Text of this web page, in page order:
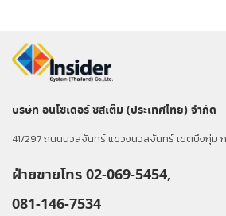
บริษัท อินไซเดอร์ ซิสเต็ม (ประเทศไทย) จำกัด
41/297 ถนนนวลจันทร์ แขวงนวลจันทร์ เขตบึงกุ่ม
ฝ่ายขายโทร 02-069-5454,
081-146-7534